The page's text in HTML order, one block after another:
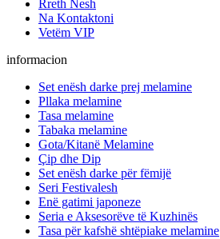
Rreth Nesh
Na Kontaktoni
Vetëm VIP
informacion
Set enësh darke prej melamine
Pllaka melamine
Tasa melamine
Tabaka melamine
Gota/Kitanë Melamine
Çip dhe Dip
Set enësh darke për fëmijë
Seri Festivalesh
Enë gatimi japoneze
Seria e Aksesorëve të Kuzhinës
Tasa për kafshë shtëpiake melamine